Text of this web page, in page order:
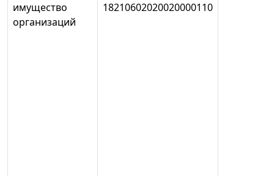
имущество
организаций
18210602020020000110